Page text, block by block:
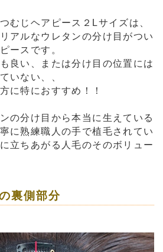
むじヘアピース２Lサイズは、
アルなウレタンの分け目がつい
ースです。
良い、または分け目の位置には
いない、、
に特におすすめ！！
の分け目から本当に生えている
に熟練職人の手で植毛されてい
立ちあがる人毛のそのボリュー
裏側部分